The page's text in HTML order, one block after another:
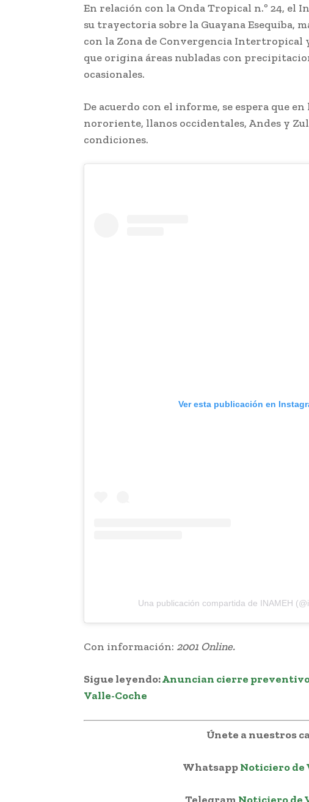
En relación con la Onda Tropical n.º 24, el
su trayectoria sobre la Guayana Esequiba,
con la Zona de Convergencia Intertropical
que origina áreas nubladas con
ocasionales.
De acuerdo con el informe, se espera que
nororiente, llanos occidentales, Andes y
condiciones.
Ver esta publicación en
Una publicación compartida de INAMEH
Con información: 2001 Online.
Sigue leyendo:Anuncian cierre
Valle-Coche
Únete a nuestros
WhatsappNoticiero de